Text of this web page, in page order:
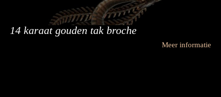
14 karaat gouden tak broche
Meer informatie